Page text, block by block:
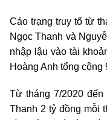
Cáo trạng truy tố từ
Ngọc Thanh và
nhập lậu vào tài
Hoàng Anh tổng
Từ tháng 7/2020
Thanh 2 tỷ đồng mỗi